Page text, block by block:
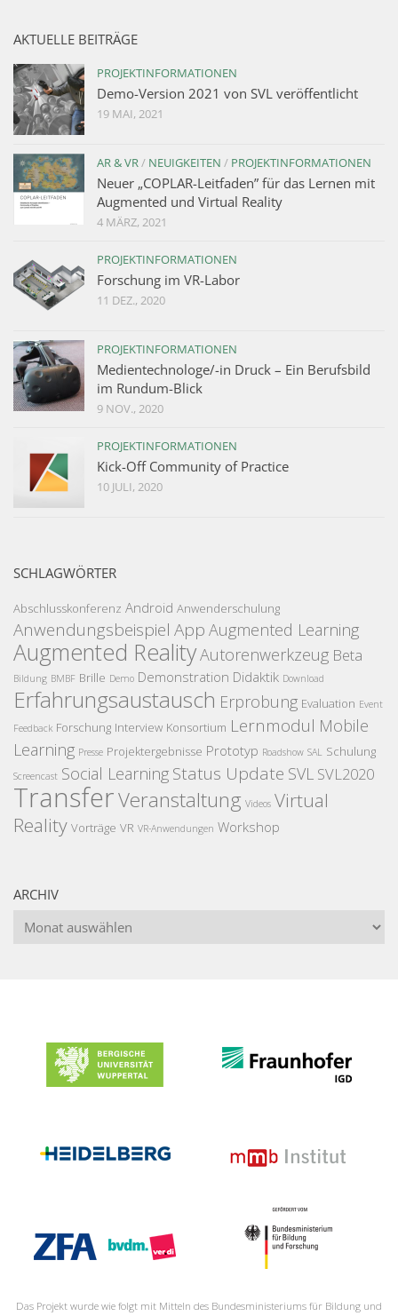
AKTUELLE BEITRÄGE
PROJEKTINFORMATIONEN
Demo-Version 2021 von SVL veröffentlicht
19 MAI, 2021
AR & VR/ NEUIGKEITEN / PROJEKTINFORMATIONEN
Neuer „COPLAR-Leitfaden” für das Lernen mit
Augmented und Virtual Reality
4 MÄRZ, 2021
PROJEKTINFORMATIONEN
Forschung im VR-Labor
11 DEZ., 2020
PROJEKTINFORMATIONEN
Medientechnologe/-in Druck – Ein Berufsbild
im Rundum-Blick
9 NOV., 2020
PROJEKTINFORMATIONEN
Kick-Off Community of Practice
10 JULI, 2020
SCHLAGWÖRTER
Abschlusskonferenz Android Anwenderschulung
Anwendungsbeispiel App Augmented Learning
Augmented RealityAutorenwerkzeug Beta
Bildung BMBF Brille Demo Demonstration Didaktik Download
Erfahrungsaustausch Erprobung Evaluation Event
Feedback Forschung Interview Konsortium Lernmodul Mobile
Learning Presse Projektergebnisse Prototyp Roadshow SAL Schulung
Screencast Social Learning Status Update SVL SVL2020
TransferVeranstaltung Videos Virtual
Reality Vorträge VR VR-Anwendungen Workshop
ARCHIV
Archiv
Das Projekt wurde wie folgt mit Mitteln des Bundesministeriums für Bildung und